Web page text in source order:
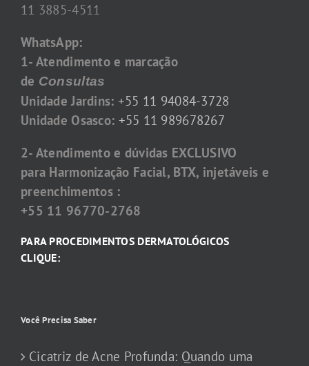
11 3885-4511
WhatsApp:
1- Atendimento e marcação
de Consultas
Unidade Jardins: +55 11 94084-3728
Unidade Osasco: +55 11 989678267
2- Atendimento e dúvidas EXCLUSIVO
para Harmonização Facial, BTX, injetáveis e
preenchimentos :
+55 11 96770-2768
PARA PROCEDIMENTOS DERMATOLÓGICOS
CLIQUE:
Você Precisa Saber
Cicatriz de Acne Profunda: Quando uma